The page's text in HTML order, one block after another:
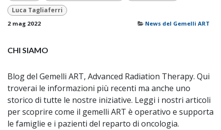
Luca Tagliaferri
2 mag 2022 News del Gemelli ART
CHI SIAMO
Blog del Gemelli ART, Advanced Radiation Therapy. Qui
troverai le informazioni più recenti ma anche uno
storico di tutte le nostre iniziative. Leggi i nostri articoli
per scoprire come il gemelli ART è operativo e supporta
le famiglie e i pazienti del reparto di oncologia.